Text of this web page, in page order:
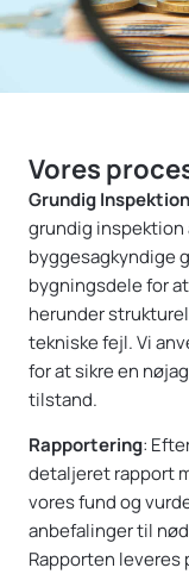
Vores
Grundig Inspektion
grundig inspektion
byggesagkyndige
bygningsdele for
herunder
tekniske fejl. Vi
for at sikre en
tilstand.
Rapportering:
detaljeret rapport
vores fund og
anbefalinger til
Rapporten leveres